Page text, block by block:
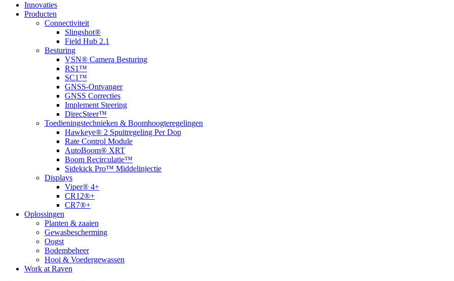
Innovaties
Producten
Connectiviteit
Slingshot®
Field Hub 2.1
Besturing
VSN® Camera Besturing
RS1™
SC1™
GNSS-Ontvanger
GNSS Correcties
Implement Steering
DirecSteer™
Toedieningstechnieken & Boomhoogteregelingen
Hawkeye® 2 Spuitregeling Per Dop
Rate Control Module
AutoBoom® XRT
​Boom Recirculatie™
Sidekick Pro™ Middelinjectie
Displays
Viper® 4+
CR12®+
CR7®+
Oplossingen
Planten & zaaien
Gewasbescherming
Oogst
Bodembeheer
Hooi & Voedergewassen
Work at Raven